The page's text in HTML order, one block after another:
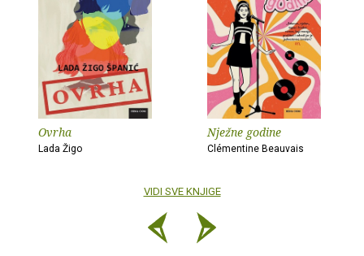
Ovrha
Lada Žigo
Nježne godine
Clémentine Beauvais
VIDI SVE KNJIGE